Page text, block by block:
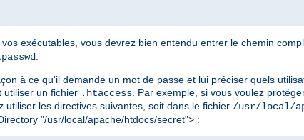
exécutables, vous devrez bien entendu entrer le chemin
à ce qu'il demande un mot de passe et lui préciser quels
utiliser un fichier .htaccess . Par exemple, si vous voulez
utiliser les directives suivantes, soit dans le fichier /usr/local/
"/usr/local/apache/htdocs/secret"> :